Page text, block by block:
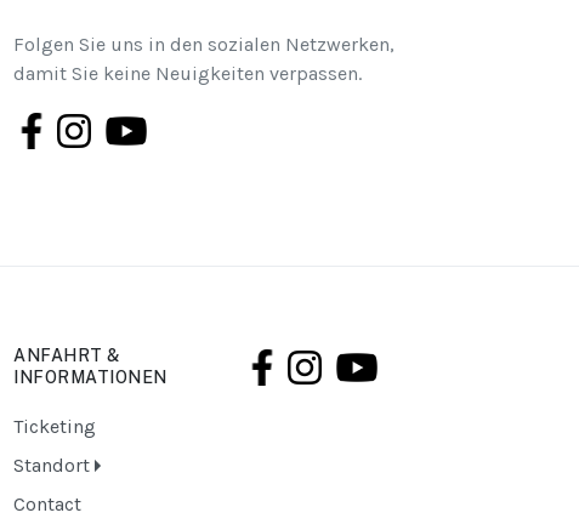
Folgen Sie uns in den sozialen Netzwerken,
damit Sie keine Neuigkeiten verpassen.
ANFAHRT &
INFORMATIONEN
Ticketing
Standort
Contact